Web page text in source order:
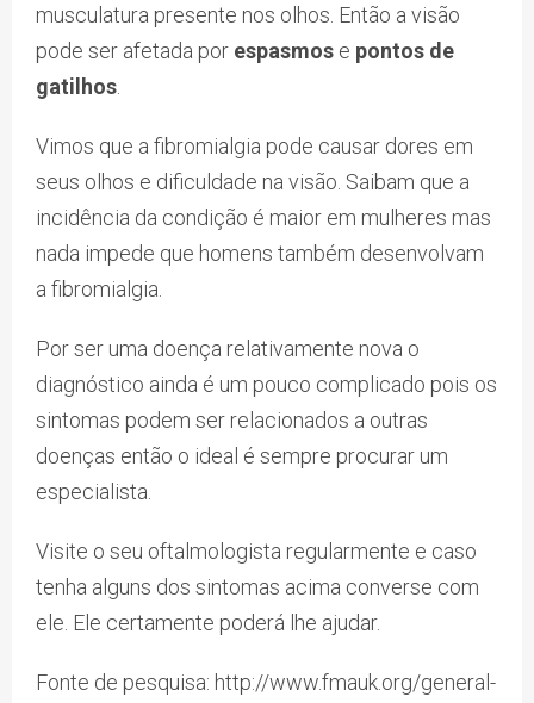
musculatura presente nos olhos. Então a visão
pode ser afetada por espasmos e pontos de
gatilhos
Vimos que a fibromialgia pode causar dores em
seus olhos e dificuldade na visão. Saibam que a
incidência da condição é maior em mulheres mas
nada impede que homens também desenvolvam
a fibromialgia.
Por ser uma doença relativamente nova o
diagnóstico ainda é um pouco complicado pois os
sintomas podem ser relacionados a outras
doenças então o ideal é sempre procurar um
especialista.
Visite o seu oftalmologista regularmente e caso
tenha alguns dos sintomas acima converse com
ele. Ele certamente poderá lhe ajudar.
Fonte de pesquisa: http://www.fmauk.org/general-